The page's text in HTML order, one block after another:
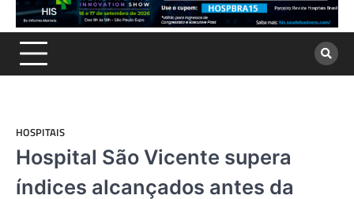
HOSPITAIS
Hospital São Vicente supera
índices alcançados antes da